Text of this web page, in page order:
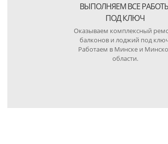
ВЫПОЛНЯЕМ ВСЕ
ПОД КЛЮЧ
Оказываем комплексный
балконов и лоджий под
Работаем в Минске и
области.